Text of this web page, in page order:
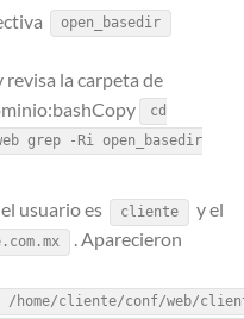
open_basedir
revisa la carpeta de
cd
grep -Ri open_basedir
usuario es cliente
y el
. Aparecieron
/home/cliente/conf/web/